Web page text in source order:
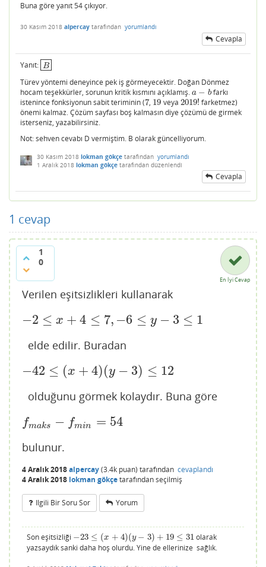
Buna göre yanıt 54 çıkıyor.
30 Kasım 2018 alpercay tarafından yorumlandı
Cevapla
Yanıt: B
B
Türev yöntemi deneyince pek iş görmeyecektir. Doğan Dönmez
hocam teşekkürler, sorunun kritik kısmını açıklamış. a − b
a−b
farkı
istenince fonksiyonun sabit teriminin (7
7, 19
19 veya 2019!
2019! farketmez)
önemi kalmaz. Çözüm sayfası boş kalmasın diye çözümü de girmek
isterseniz, yazabilirsiniz.
Not: sehven cevabı D vermiştim. B olarak güncelliyorum.
30 Kasım 2018 lokman gökçe tarafından yorumlandı
1 Aralık 2018 lokman gökçe tarafından düzenlendi
Cevapla
1 cevap
1
0
En İyi Cevap
Verilen eşitsizlikleri kullanarak
−2 ≤ x + 4 ≤ 7, −6 ≤ y − 3 ≤ 1
−2 ≤x +4≤7, −6≤y −3 ≤1
elde edilir. Buradan
−42 ≤ (x + 4)(y − 3) ≤ 12
− 42≤ (x+4)(y− 3)≤ 12
olduğunu görmek kolaydır. Buna göre
fmaks − fmin = 54
fma ks −fmin =54
bulunur.
4 Aralık 2018alpercay(3.4k puan) tarafından cevaplandı
4 Aralık 2018 lokman gökçetarafındanseçilmiş
Ilgili Bir Soru Sor Yorum
Son eşitsizliği −23 ≤ (x + 4)(y − 3) + 19 ≤ 31
−23≤ (x+ 4)( −3 )+19≤31
olarak
yazsaydık sanki daha hoş olurdu. Yine de ellerinize sağlık.